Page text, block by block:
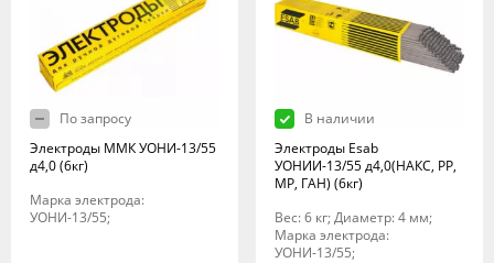
По запросу
Электроды ММК УОНИ-13/55
д4,0 (6кг)
Марка электрода:
УОНИ-13/55;
В наличии
Электроды Esab
УОНИИ-13/55 д4,0(НАКС, РР,
МР, ГАН) (6кг)
Вес: 6 кг; Диаметр: 4 мм;
Марка электрода:
УОНИ-13/55;